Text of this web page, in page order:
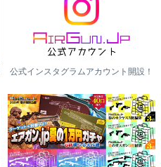
公式インスタグラムアカウント開設！